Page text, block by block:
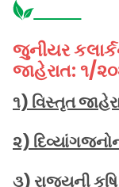
જુનીયર
જાહેરાત: ૧/
૧) વિસ્તૃત
૨)
૩) રાજયની